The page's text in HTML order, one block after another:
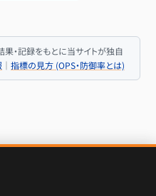
・記録をもとに当サイトが独自
｜ 指標の見方 (OPS・防御率とは)